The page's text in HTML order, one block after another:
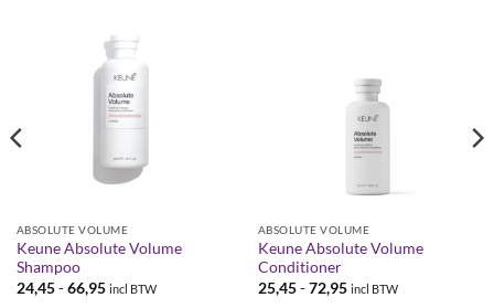
ABSOLUTE VOLUME
Keune Absolute Volume
Shampoo
24,45 - 66,95Prijsklasse:
incl BTW
ABSOLUTE VOLUME
Keune Absolute Volume
Conditioner
25,45 - 72,95Prijsklasse:
incl BTW